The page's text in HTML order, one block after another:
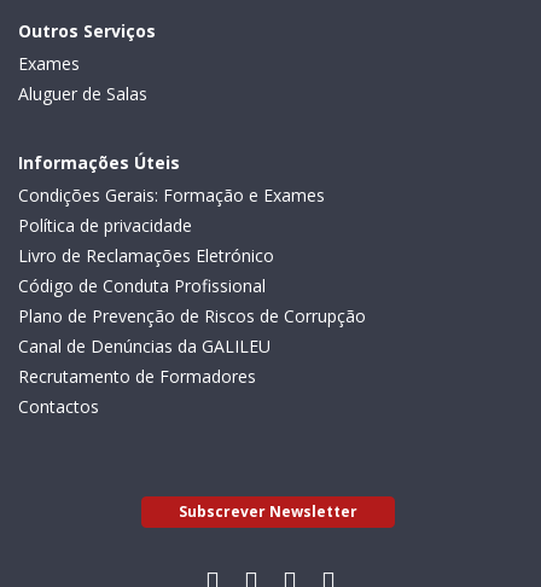
Outros Serviços
Exames
Aluguer de Salas
Informações Úteis
Condições Gerais: Formação e Exames
Política de privacidade
Livro de Reclamações Eletrónico
Código de Conduta Profissional
Plano de Prevenção de Riscos de Corrupção
Canal de Denúncias da GALILEU
Recrutamento de Formadores
Contactos
Subscrever Newsletter